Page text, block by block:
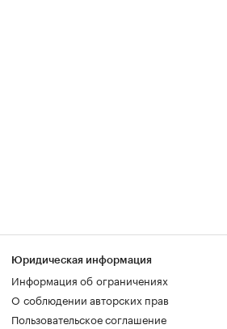
Юридическая информация
Информация об ограничениях
О соблюдении авторских прав
Пользовательское соглашение